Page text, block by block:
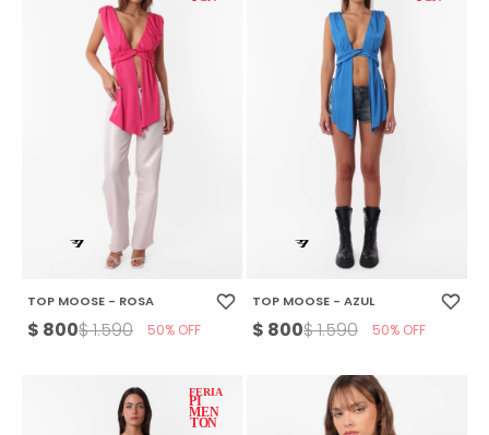
TOP MOOSE - ROSA
$ 800$1.590 50
TOP MOOSE - AZUL
$ 800$1.590 50